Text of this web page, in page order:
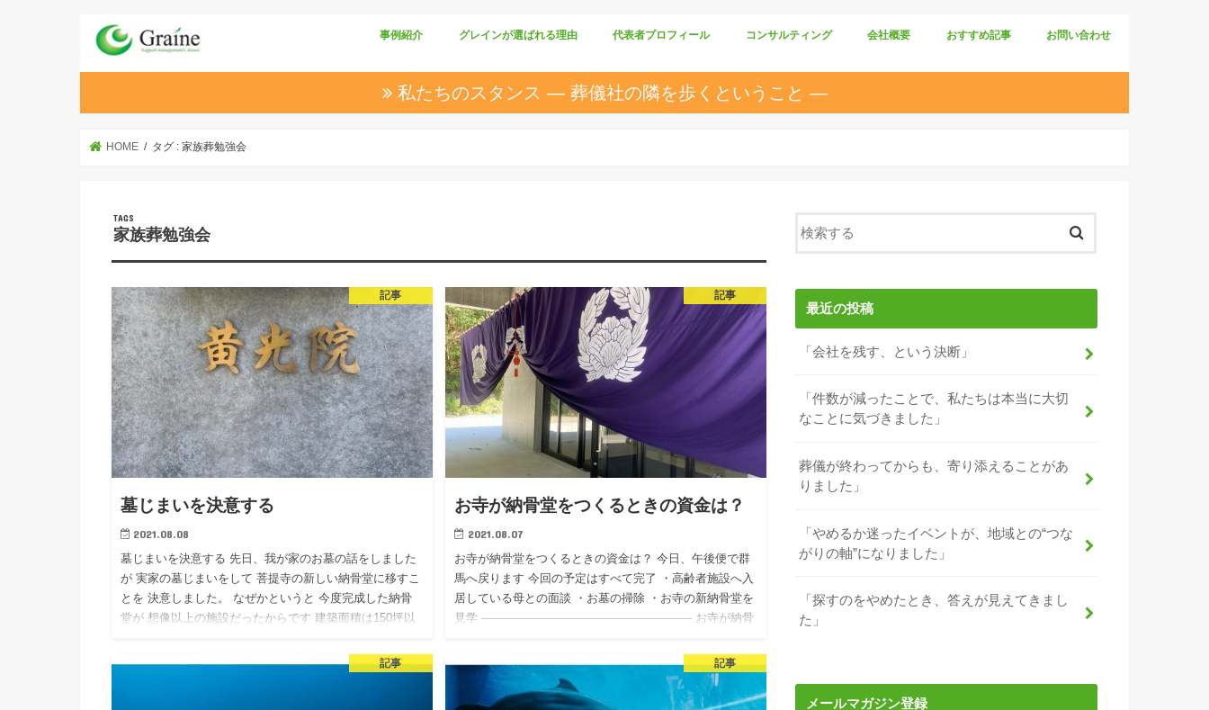
事例紹介 グレインが選ばれる理由 代表者プロフィール コンサルティング
仕組みづくり
商品づくり
人づくり
会社概要 おすすめ記事 お問い合わせ
私たちのスタンス ― 葬儀社の隣を歩くということ ―
HOME タグ : 家族葬勉強会
家族葬勉強会
記事
墓じまいを決意する
2021.08.08
墓じまいを決意する 先日、我が家のお墓の話をしました
が 実家の墓じまいをして 菩提寺の新しい納骨堂に移すこ
とを 決意しました。 なぜかというと 今度完成した納骨
堂が 想像以上の施設だったからです 建築面積は150坪以
記事
お寺が納骨堂をつくるときの資金は？
2021.08.07
お寺が納骨堂をつくるときの資金は？ 今日、午後便で群
馬へ戻ります 今回の予定はすべて完了 ・高齢者施設へ入
居している母との面談 ・お墓の掃除 ・お寺の新納骨堂を
見学 —————————————————— お寺が納骨
記事 記事
最近の投稿
「会社を残す、という決断」
「件数が減ったことで、私たちは本当に大切
なことに気づきました」
葬儀が終わってからも、寄り添えることがあ
りました」
「やめるか迷ったイベントが、地域との“つな
がりの軸”になりました」
「探すのをやめたとき、答えが見えてきまし
た」
メールマガジン登録